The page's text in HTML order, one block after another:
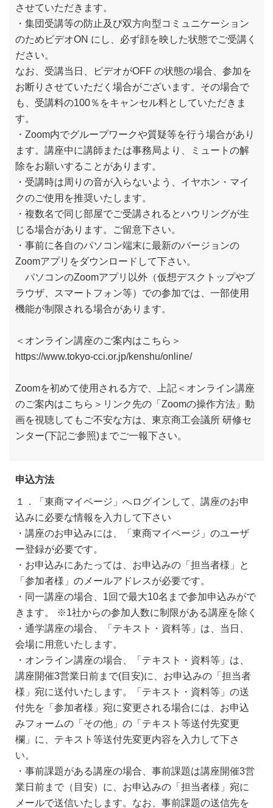
させていただきます。
・集団受講等の防止及び双方向型コミュニケーション
のためビデオON にし、必ず顔を映した状態でご受講く
ださい。
なお、受講当日、ビデオがOFF の状態の場合、参加を
お断りさせていただく場合がございます。その場合で
も、受講料の100％をキャンセル料としていただきま
す。
・Zoom内でグループワークや質疑等を行う場合があり
ます。講座中に講師または事務局より、ミュートの解
除をお願いすることがあります。
・受講時は周りの音が入らないよう、イヤホン・マイ
クのご使用を推奨いたします。
・複数名で同じ部屋でご受講されるとハウリングが生
じる場合があります。ご留意下さい。
・事前に各自のパソコン端末に最新のバージョンの
Zoomアプリをダウンロードして下さい。
パソコンのZoomアプリ以外（仮想デスクトップやブ
ラウザ、スマートフォン等）での参加では、一部使用
機能が制限される場合があります。
＜オンライン講座のご案内はこちら＞
https://www.tokyo-cci.or.jp/kenshu/online/
Zoomを初めて使用される方で、上記＜オンライン講座
のご案内はこちら＞リンク先の「Zoomの操作方法」動
画を視聴してもご不安な方は、東京商工会議所 研修セ
ンター(下記ご参照)までご一報下さい。
申込方法
１．「東商マイページ」へログインして、講座のお申
込みに必要な情報を入力して下さい
・講座のお申込みには、「東商マイページ」のユーザ
ー登録が必要です。
・お申込みにあたっては、お申込みの「担当者様」と
「参加者様」のメールアドレスが必要です。
・同一講座の場合、1回で最大10名まで参加申込みがで
きます。 ※1社からの参加人数に制限がある講座を除く
・通学講座の場合、「テキスト・資料等」は、当日、
会場に用意いたします。
・オンライン講座の場合、「テキスト・資料等」は、
講座開催3営業日前まで(目安)に、お申込みの「担当者
様」宛に送付いたします。「テキスト・資料等」の送
付先を「参加者様」宛に変更される場合には、お申込
みフォームの「その他」の「テキスト等送付先変更
欄」に、テキスト等送付先変更内容を入力して下さ
い。
・事前課題がある講座の場合、事前課題は講座開催3営
業日前まで（目安）に、お申込みの「担当者様」宛に
メールで送信いたします。なお、事前課題の送信先を